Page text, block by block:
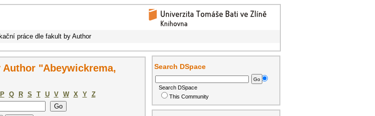
práce dle fakult by Author
"Abeywickrema,
P Q R S T U V W X Y
Z
Search DSpace
Search DSpace
This Community